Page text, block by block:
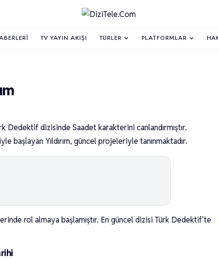
TV YAYIN AKIŞI TÜRLER PLATFORMLAR
Dedektif dizisinde Saadet karakterini canlandırmıştır.
Yıldırım, güncel projeleriyle tanınmaktadır.
rol almaya başlamıştır. En güncel dizisi Türk Dedektif’te